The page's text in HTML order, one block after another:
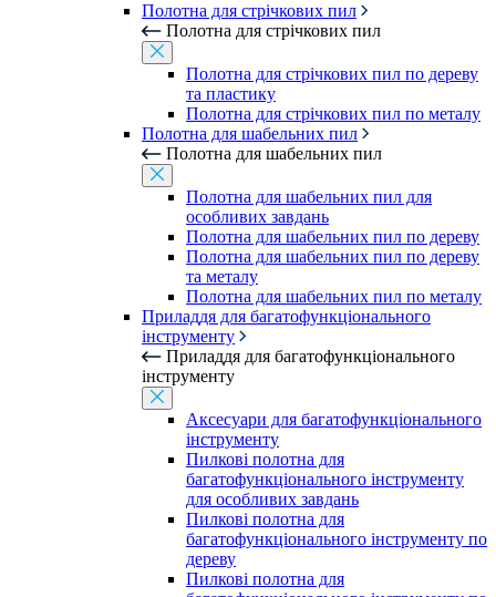
Полотна для стрічкових пил
Полотна для стрічкових пил
Полотна для стрічкових пил по дереву
та пластику
Полотна для стрічкових пил по металу
Полотна для шабельних пил
Полотна для шабельних пил
Полотна для шабельних пил для
особливих завдань
Полотна для шабельних пил по дереву
Полотна для шабельних пил по дереву
та металу
Полотна для шабельних пил по металу
Приладдя для багатофункціонального
інструменту
Приладдя для багатофункціонального
інструменту
Аксесуари для багатофункціонального
інструменту
Пилкові полотна для
багатофункціонального інструменту
для особливих завдань
Пилкові полотна для
багатофункціонального інструменту по
дереву
Пилкові полотна для